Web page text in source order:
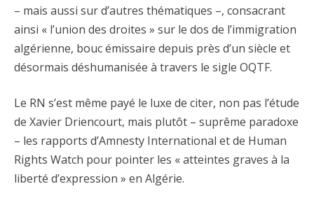
– mais aussi sur d’autres thématiques –, consacrant
ainsi « l’union des droites » sur le dos de l’immigration
algérienne, bouc émissaire depuis près d’un siècle et
désormais déshumanisée à travers le sigle OQTF.
Le RN s’est même payé le luxe de citer, non pas l’étude
de Xavier Driencourt, mais plutôt – suprême paradoxe
– les rapports d’Amnesty International et de Human
Rights Watch pour pointer les « atteintes graves à la
liberté d’expression » en Algérie.